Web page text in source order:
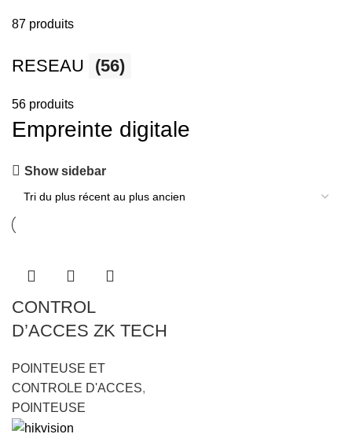
87 produits
RESEAU (56)
56 produits
Empreinte digitale
Show sidebar
CONTROL
D’ACCES ZK TECH
POINTEUSE ET
CONTROLE D'ACCES,
POINTEUSE